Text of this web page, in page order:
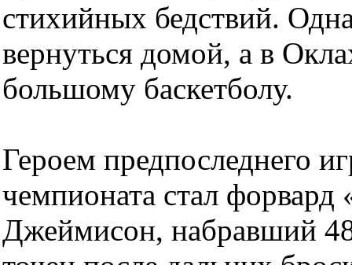
стихийных бедствий.
вернуться домой, а в
большому баскетболу.
Героем предпоследнего
чемпионата стал
Джеймисон, набравший